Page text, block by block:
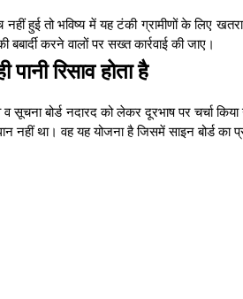
हुई तो भविष्य में यह टंकी ग्रामीणों के लिए
करने वालों पर सख्त कार्रवाई की जाए।
रिसाव होता है
सूचना बोर्ड नदारद को लेकर दूरभाष पर चर्चा
नहीं था। वह यह योजना है जिसमें साइन बोर्ड का